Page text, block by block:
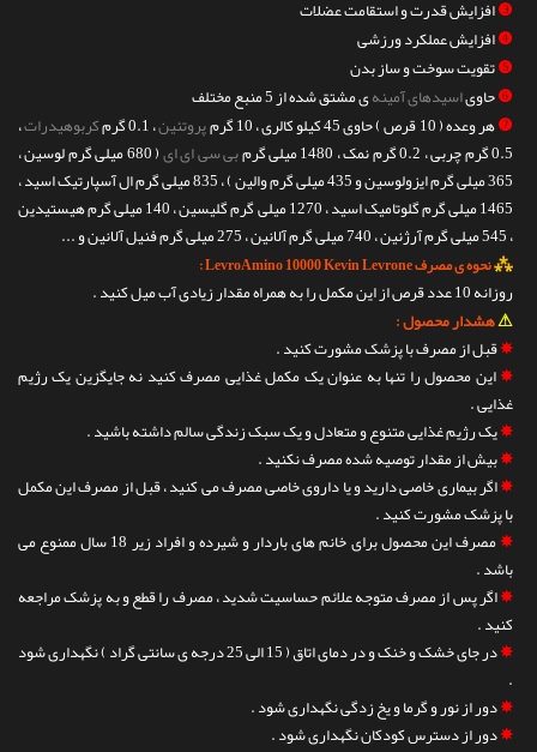
❸افزایش قدرت و استقامت عضلات
❹افزایش عملکرد ورزشی
❺تقویت سوخت و ساز بدن
❻حاویاسیدهای آمینهی مشتق شده از 5 منبع مختلف
❼هر وعده ( 10 قرص ) حاوی 45 کیلو کالری ، 10 گرم پروتئین، 0.1 گرم کربوهیدرات،
0.5 گرم چربی ، 0.2 گرم نمک ، 1480 میلی گرم
بی سی ای ای
( 680 میلی گرم لوسین ،
365 میلی گرم ایزولوسین و 435 میلی گرم والین ) ، 835 میلی گرم ال آسپارتیک اسید ،
1465 میلی گرم گلوتامیک اسید ، 1270 میلی گرم گلیسین ، 140 میلی گرم هیستیدین
، 545 میلی گرم آرژنین ، 740 میلی گرم آلانین ، 275 میلی گرم فنیل آلانین و ...
⁂نحوه ی مصرف LevroAmino 10000 Kevin Levrone :
روزانه 10 عدد قرص از این مکمل را به همراه مقدار زیادی آب میل کنید .
⚠هشدار محصول :
✵قبل از مصرف با پزشک مشورت کنید .
✵این محصول را تنها به عنوان یک مکمل غذایی مصرف کنید نه جایگزین یک رژیم
غذایی .
✵یک رژیم غذایی متنوع و متعادل و یک سبک زندگی سالم داشته باشید .
✵بیش از مقدار توصیه شده مصرف نکنید .
✵اگر بیماری خاصی دارید و یا داروی خاصی مصرف می کنید ، قبل از مصرف این مکمل
با پزشک مشورت کنید .
✵
مصرف این محصول برای خانم های باردار و شیرده و افراد زیر 18 سال ممنوع می
باشد .
✵اگر پس از مصرف متوجه علائم حساسیت شدید ، مصرف را قطع و به پزشک مراجعه
کنید .
✵
در جای خشک و خنک و در دمای اتاق ( 15 الی 25 درجه ی سانتی گراد ) نگهداری شود
.
✵دور از نور و گرما و یخ زدگی نگهداری شود .
✵دور از دسترس کودکان نگهداری شود .